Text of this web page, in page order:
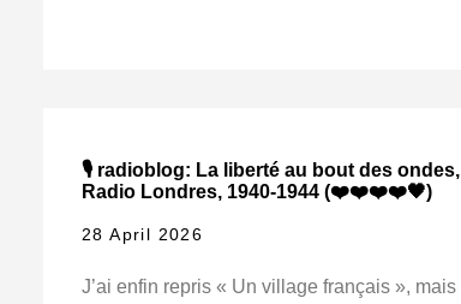
🎙️ radioblog: La liberté au bout des ondes,
Radio Londres, 1940-1944 (❤️❤️❤️❤️🖤)
28 April 2026
J’ai enfin repris « Un village français », mais